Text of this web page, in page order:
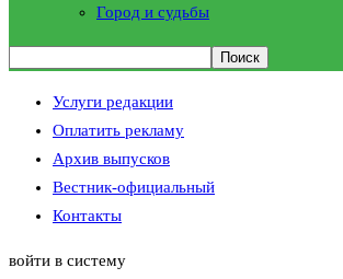
Город и судьбы
Услуги редакции
Оплатить рекламу
Архив выпусков
Вестник-официальный
Контакты
войти в систему